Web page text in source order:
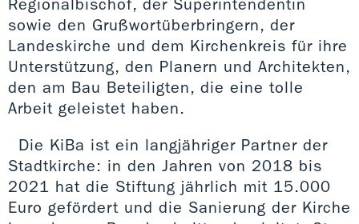
sowie den Grußwortüberbringern, der
Landeskirche und dem Kirchenkreis für ihre
Unterstützung, den Planern und Architekten,
den am Bau Beteiligten, die eine tolle
Arbeit geleistet haben.
Die KiBa ist ein langjähriger Partner der
Stadtkirche: in den Jahren von 2018 bis
2021 hat die Stiftung jährlich mit 15.000
Euro gefördert und die Sanierung der Kirche